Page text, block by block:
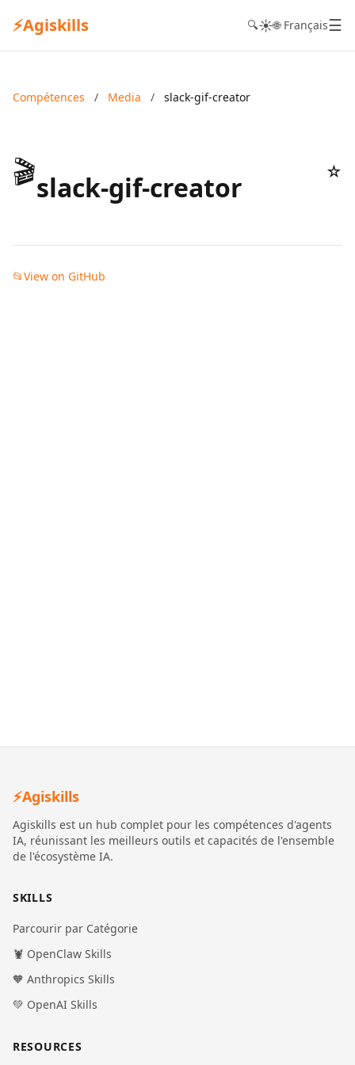
⚡Agiskills 🔍☀️🌐 Français☰
Compétences / Media / slack-gif-creator
🎬slack-gif-creator ☆
📂View on GitHub
⚡Agiskills
Agiskills est un hub complet pour les compétences d'agents
IA, réunissant les meilleurs outils et capacités de l'ensemble
de l'écosystème IA.
SKILLS
Parcourir par Catégorie
🦞 OpenClaw Skills
🧡 Anthropics Skills
💚 OpenAI Skills
RESOURCES